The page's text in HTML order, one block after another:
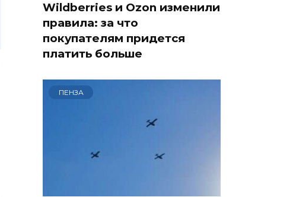
Wildberries и Ozon изменили
правила: за что
покупателям придется
платить больше
ПЕНЗА